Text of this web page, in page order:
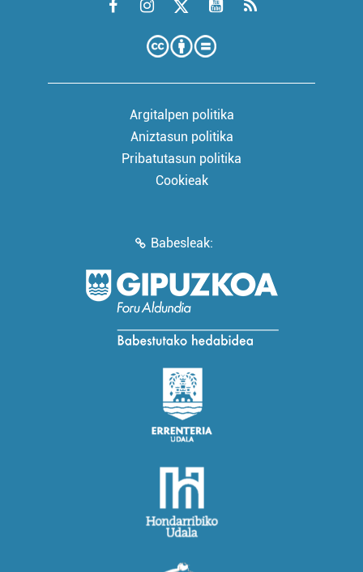
Argitalpen politika
Aniztasun politika
Pribatutasun politika
Cookieak
Babesleak: